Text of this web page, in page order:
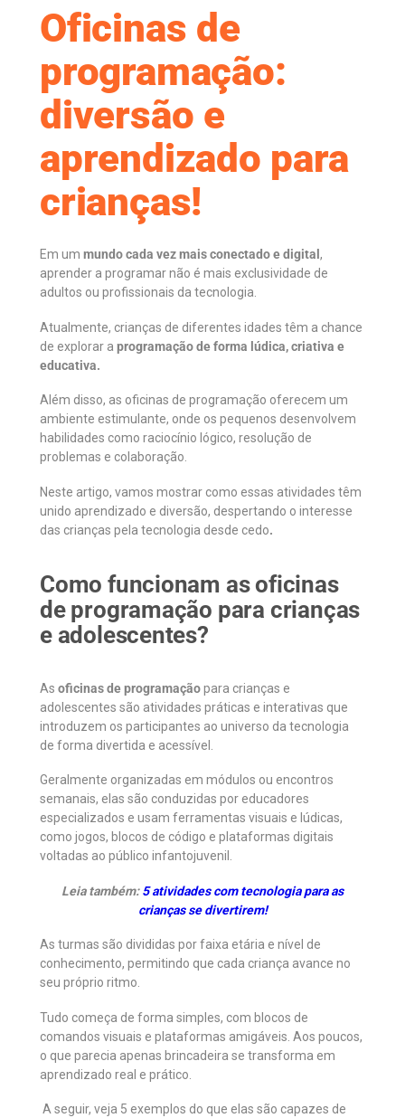
Oficinas de
programação:
diversão e
aprendizado para
crianças!
Em um mundo cada vez mais conectado e digital ,
aprender a programar não é mais exclusividade de
adultos ou profissionais da tecnologia.
Atualmente, crianças de diferentes idades têm a chance
de explorar a programação de forma lúdica, criativa e
educativa.
Além disso, as oficinas de programação oferecem um
ambiente estimulante, onde os pequenos desenvolvem
habilidades como raciocínio lógico, resolução de
problemas e colaboração.
Neste artigo, vamos mostrar como essas atividades têm
unido aprendizado e diversão, despertando o interesse
das crianças pela tecnologia desde cedo.
Como funcionam as oficinas
de programação para crianças
e adolescentes?
As oficinas de programaçãopara crianças e
adolescentes são atividades práticas e interativas que
introduzem os participantes ao universo da tecnologia
de forma divertida e acessível.
Geralmente organizadas em módulos ou encontros
semanais, elas são conduzidas por educadores
especializados e usam ferramentas visuais e lúdicas,
como jogos, blocos de código e plataformas digitais
voltadas ao público infantojuvenil.
Leia também:5 atividades com tecnologia para as
crianças se divertirem!
As turmas são divididas por faixa etária e nível de
conhecimento, permitindo que cada criança avance no
seu próprio ritmo.
Tudo começa de forma simples, com blocos de
comandos visuais e plataformas amigáveis. Aos poucos,
o que parecia apenas brincadeira se transforma em
aprendizado real e prático.
A seguir, veja 5 exemplos do que elas são capazes de